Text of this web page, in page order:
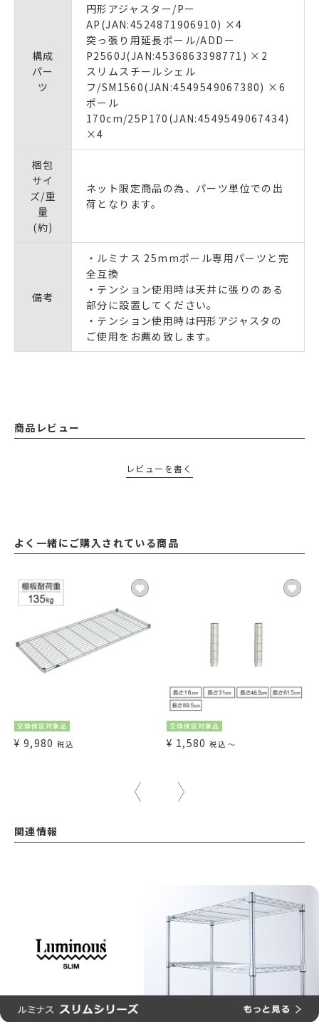
構成
パー
ツ
円形アジャスター/Pー
AP(JAN:4524871906910) ×4
突っ張り用延長ポール/ADDー
P2560J(JAN:4536863398771) ×2
スリムスチールシェル
フ/SM1560(JAN:4549549067380) ×6
ポール
170cm/25P170(JAN:4549549067434)
×4
梱包
サイ
ズ/重
量
(約)
ネット限定商品の為、パーツ単位での出
荷となります。
備考
・ルミナス 25mmポール専用パーツと完
全互換
・テンション使用時は天井に張りのある
部分に設置してください。
・テンション使用時は円形アジャスタの
ご使用をお薦め致します。
商品レビュー
レビューを書く
よく一緒にご購入されている商品
交換保証対象品
¥ 9,980 税込
交換保証対象品
¥ 1,580 税込 〜
関連情報